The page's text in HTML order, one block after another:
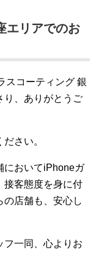
エリアでのお
スコーティング 銀
り、ありがとうご
さい。
においてiPhoneガ
接客態度を身に付
の店舗も、安心し
フ一同、心よりお